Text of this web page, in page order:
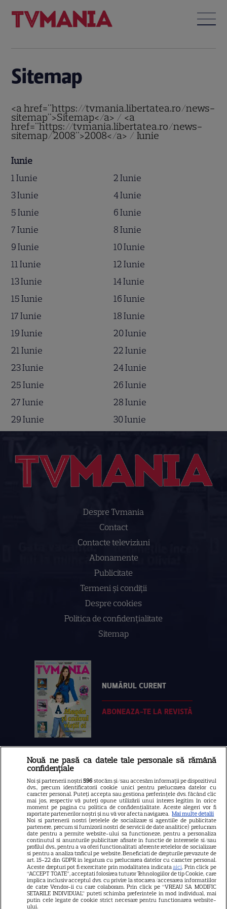
Sitemap
<a href="https://tvmania.libertatea.ro/news-
sitemap">Sitemap</a> / <a
href="https://tvmania.libertatea.ro/news-
sitemap/2008">2008</a> / Iunie
Iunie
1 Iunie
2 Iunie
3 Iunie
4 Iunie
5 Iunie
6 Iunie
7 Iunie
8 Iunie
9 Iunie
10 Iunie
11 Iunie
12 Iunie
13 Iunie
14 Iunie
15 Iunie
16 Iunie
17 Iunie
18 Iunie
19 Iunie
20 Iunie
21 Iunie
22 Iunie
23 Iunie
24 Iunie
25 Iunie
26 Iunie
27 Iunie
28 Iunie
29 Iunie
30 Iunie
Despre Tvmania
Contact
Contacte televiziuni
Abonamente
Publicitate
Termeni și condiții
Despre cookies
Politica de confidenţialitate
Sitemap
NUMĂRUL CURENT
ABONEAZA-TE LA REVISTĂ
Libertatea
Libertatea pentru femei
GSP
Știri mondene
Avantaje
Elle
Unica
Retete practice
URMĂREȘTE-NE PE
Nouă ne pasă ca datele tale personale să rămână
confidențiale
Noi și partenerii noștri596 stocăm și/sau accesăm informații pe dispozitivul
dvs., precum identificatorii cookie unici pentru prelucrarea datelor cu
caracter personal. Puteți accepta sau gestiona preferințele dvs. făcând clic
mai jos, respectiv vă puteți opune utilizării unui interes legitim în orice
moment pe pagina cu politica de confidențialitate. Aceste alegeri vor fi
raportate partenerilor noștri și nu vă vor afecta navigarea. Mai multe detalii
Noi si partenerii nostri (retelele de socializare si agentiile de publicitate
partenere, precum si furnizorii nostri de servicii de date analitice) prelucram
date pentru a permite website-ului sa functioneze, pentru a personaliza
continutul si anunturile publicitare afisate in functie de interesele si/sau
profilul dvs., pentru a va oferi functionalitati aferente retelelor de socializare
si pentru a analiza traficul pe website. Beneficiati de drepturile prevazute de
art. 15-22 din GDPR in legatura cu prelucrarea datelor cu caracter personal.
Aceste drepturi pot fi exercitate prin modalitatea indicataaici. Prin click pe
“ACCEPT TOATE”, acceptati folosirea tuturor Tehnologiilor de tip Cookie, care
implica inclusiv acceptul dvs. cu privire la stocarea/accesarea informatiilor
de catre Vendor-ii cu care colaboram. Prin click pe “VREAU SA MODIFIC
SETARILE INDIVIDUAL” puteti schimba preferintele in mod individual, mai
putin cele legate de cookie strict necesare pentru functionarea website-
ului.